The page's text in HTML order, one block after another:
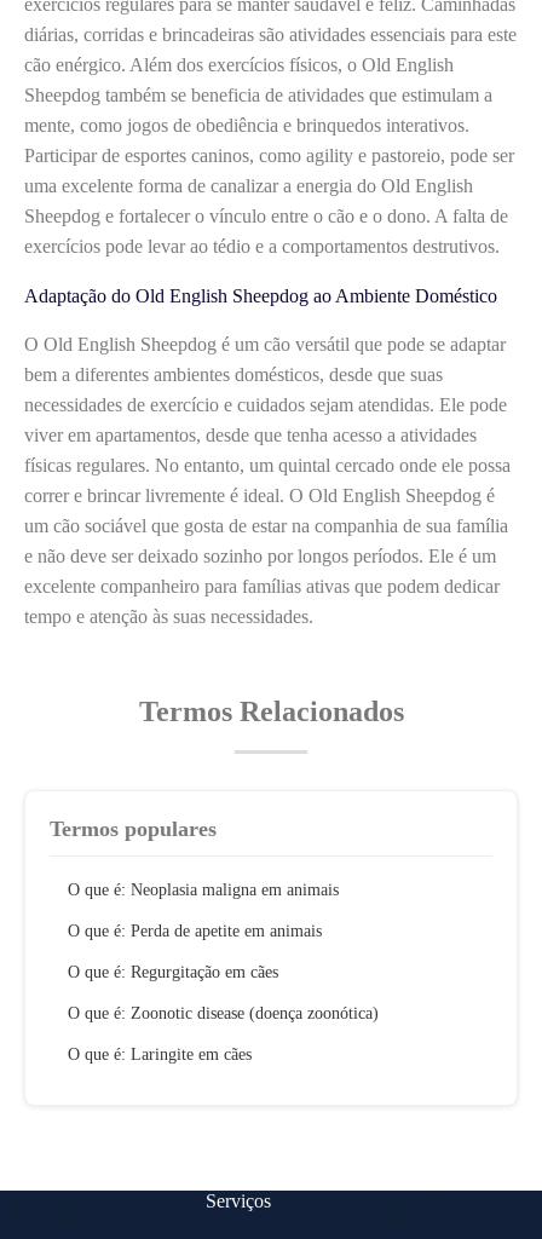
exercícios regulares para se manter saudável e feliz. Caminhadas
diárias, corridas e brincadeiras são atividades essenciais para este
cão enérgico. Além dos exercícios físicos, o Old English
Sheepdog também se beneficia de atividades que estimulam a
mente, como jogos de obediência e brinquedos interativos.
Participar de esportes caninos, como agility e pastoreio, pode ser
uma excelente forma de canalizar a energia do Old English
Sheepdog e fortalecer o vínculo entre o cão e o dono. A falta de
exercícios pode levar ao tédio e a comportamentos destrutivos.
Adaptação do Old English Sheepdog ao Ambiente Doméstico
O Old English Sheepdog é um cão versátil que pode se adaptar
bem a diferentes ambientes domésticos, desde que suas
necessidades de exercício e cuidados sejam atendidas. Ele pode
viver em apartamentos, desde que tenha acesso a atividades
físicas regulares. No entanto, um quintal cercado onde ele possa
correr e brincar livremente é ideal. O Old English Sheepdog é
um cão sociável que gosta de estar na companhia de sua família
e não deve ser deixado sozinho por longos períodos. Ele é um
excelente companheiro para famílias ativas que podem dedicar
tempo e atenção às suas necessidades.
Termos Relacionados
Termos populares
O que é: Neoplasia maligna em animais
O que é: Perda de apetite em animais
O que é: Regurgitação em cães
O que é: Zoonotic disease (doença zoonótica)
O que é: Laringite em cães
Serviços